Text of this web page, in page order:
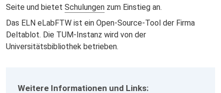
Seite und bietet Schulungen zum Einstieg an.
Das ELN eLabFTW ist ein Open-Source-Tool der Firma
Deltablot. Die TUM-Instanz wird von der
Universitätsbibliothek betrieben.
Weitere Informationen und Links: